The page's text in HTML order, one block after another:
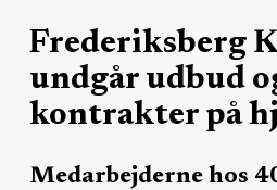
Frederiksberg
undgår udbud
kontrakter på
Medarbejderne hos